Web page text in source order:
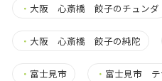
・ 大阪 心斎橋 餃子のチュンダ
・ 大阪 心斎橋 餃子の純陀
・ 富士見市 ・ 富士見市 テ